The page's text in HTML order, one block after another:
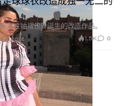
志性抽褶设计诞生的改造作品。
2, 2026 1.5K 0